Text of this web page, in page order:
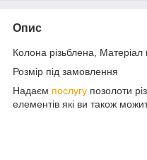
Опис
Колона різьблена, Матеріал
Розмір під замовлення
Надаєм послугу позолоти
елементів які ви також